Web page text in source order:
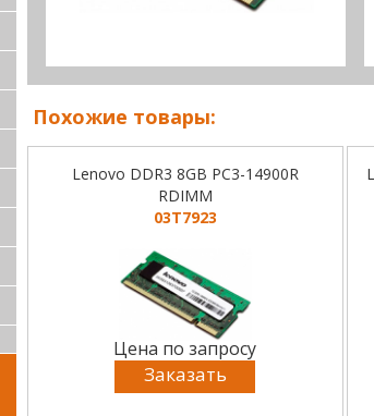
Похожие товары:
Lenovo DDR3 8GB PC3-14900R
RDIMM
03T7923
Цена по запросу
Заказать